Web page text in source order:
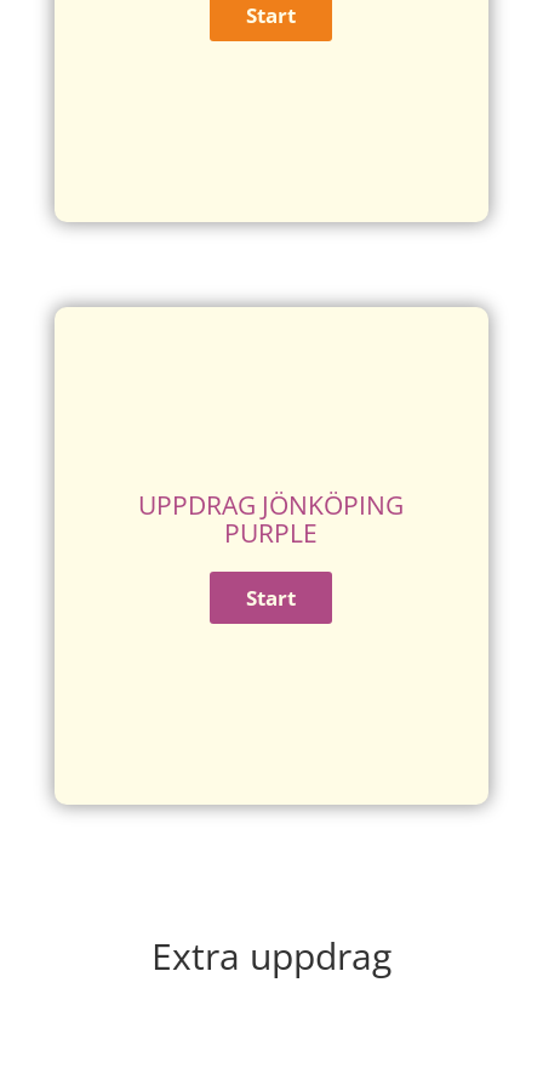
UPPDRAG JÖNKÖPING
PURPLE
Extra uppdrag